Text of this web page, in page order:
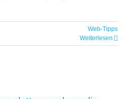
Web-Tipps
Weiterlesen